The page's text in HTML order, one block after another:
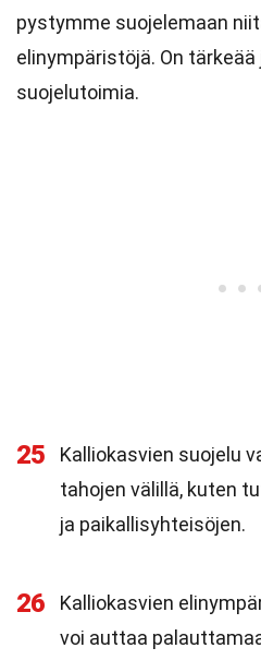
pystymme suojelemaan
elinympäristöjä. On
suojelutoimia.
25
Kalliokasvien suojelu
tahojen välillä, kuten
ja paikallisyhteisöjen.
26
Kalliokasvien
voi auttaa